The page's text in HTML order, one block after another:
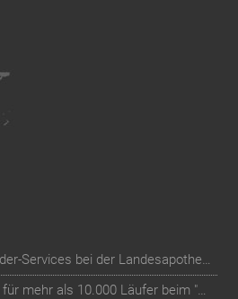
Digitalisierung der Mitglieder-Services bei der Landesapothekerkammer Baden-Württemberg
Teilnehmer-Management für mehr als 10.000 Läufer beim "RUN Thüringer Unternehmenslauf"